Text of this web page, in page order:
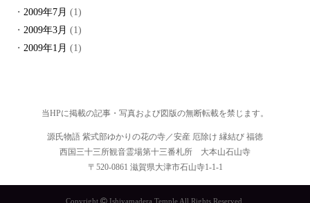
2009年7月 (1)
2009年3月 (1)
2009年1月 (1)
当HPに掲載の記事・写真および図版の無断転載を禁じます。
源氏物語 紫式部ゆかりの花の寺／安産 厄除け 縁結び 福徳
西国三十三所観音霊場第十三番札所 大本山石山寺
〒520-0861 滋賀県大津市石山寺1-1-1
Copyright Ishiyamadera Temple All Rights Reserved.